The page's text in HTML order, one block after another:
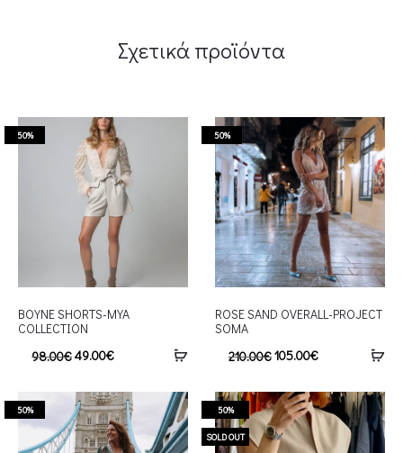
Σχετικά προϊόντα
50%
BOYNE SHORTS-MYA
COLLECTION
98.00€49.00€
50%
ROSE SAND OVERALL-PROJECT
SOMA
210.00€105.00€
50% 50%
SOLD OUT